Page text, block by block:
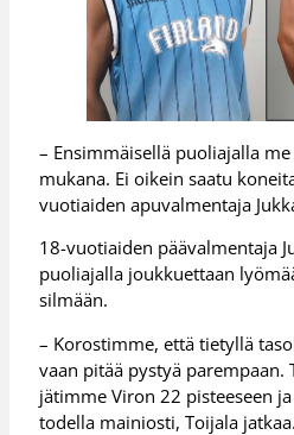
– Ensimmäisellä puoliajalla
mukana. Ei oikein saatu
vuotiaiden apuvalmentaja
18-vuotiaiden päävalmentaja
puoliajalla joukkuettaan
silmään.
– Korostimme, että tietyllä
vaan pitää pystyä parempaan.
jätimme Viron 22 pisteeseen
todella mainiosti, Toijala jatkaa.